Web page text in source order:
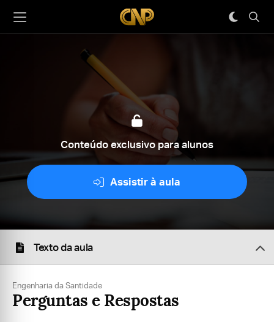
Conteúdo exclusivo para alunos
Assistir à aula
Texto da aula
Engenharia da Santidade
Perguntas e Respostas